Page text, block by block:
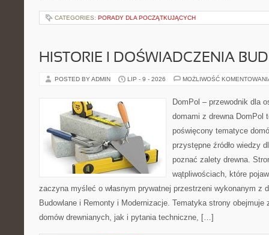
CATEGORIES: PORADY DLA POCZĄTKUJĄCYCH
HISTORIE I DOŚWIADCZENIA
POSTED BY ADMIN LIP - 9 - 2026 MOŻLIWOŚĆ
DomPol – przewodnik dla
domami z drewna DomPol
poświęcony tematyce
przystępne źródło wiedzy
poznać zalety drewna.
wątpliwościach, które
zaczyna myśleć o własnym prywatnej przestrzeni wykonanym z
Budowlane i Remonty i Modernizacje. Tematyka strony obejmuje
domów drewnianych, jak i pytania techniczne, […]